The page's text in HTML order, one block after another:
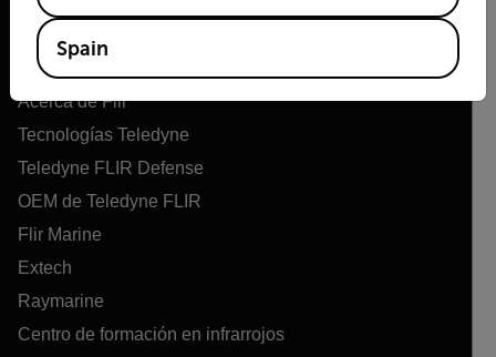
Acerca de Flir
Tecnologías Teledyne
Teledyne FLIR Defense
OEM de Teledyne FLIR
Flir Marine
Extech
Raymarine
Centro de formación en infrarrojos
Spain